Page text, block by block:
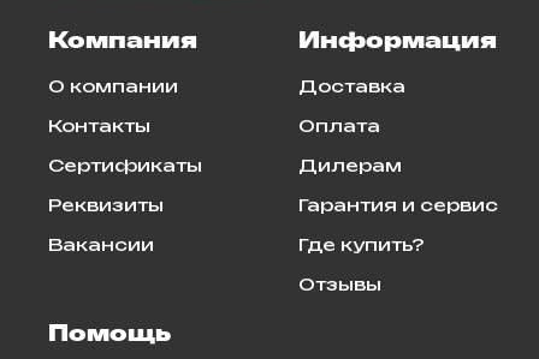
Компания
О компании
Контакты
Сертификаты
Реквизиты
Вакансии
Информация
Доставка
Оплата
Дилерам
Гарантия и сервис
Где купить?
Отзывы
Помощь